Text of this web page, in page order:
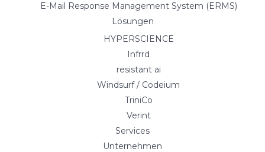
E-Mail Response Management System (ERMS)
Lösungen
HYPERSCIENCE
Infrrd
resistant ai
Windsurf / Codeium
TriniCo
Verint
Services
Unternehmen